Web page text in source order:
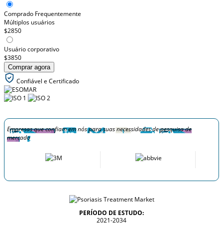
Comprado Frequentemente
Múltiplos usuários
$2850
Usuário corporativo
$3850
Comprar agora
Confiável e Certificado
Empresas que confiam em nós para suas necessidades de pesquisa de
mercado
PERÍODO DE ESTUDO:
2021-2034